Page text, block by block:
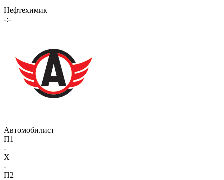
Нефтехимик
-:-
Автомобилист
П1
-
X
-
П2